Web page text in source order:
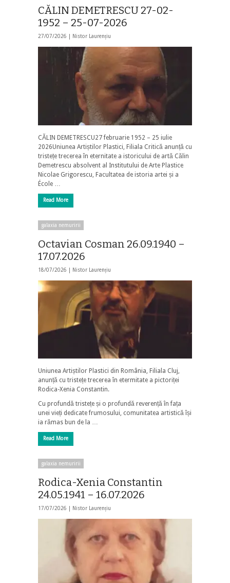
CĂLIN DEMETRESCU 27-02-
1952 – 25-07-2026
27/07/2026 | Nistor Laurențiu
CĂLIN DEMETRESCU27 februarie 1952 – 25 iulie
2026Uniunea Artiștilor Plastici, Filiala Critică anunță cu
tristețe trecerea în eternitate a istoricului de artă Călin
Demetrescu absolvent al Institutului de Arte Plastice
Nicolae Grigorescu, Facultatea de istoria artei și a
École …
Read More
galaxia nemuririi
Octavian Cosman 26.09.1940 –
17.07.2026
18/07/2026 | Nistor Laurențiu
Uniunea Artiștilor Plastici din România, Filiala Cluj,
anunță cu tristețe trecerea în etermitate a pictoriței
Rodica-Xenia Constantin.
Cu profundă tristețe și o profundă reverență în fața
unei vieți dedicate frumosului, comunitatea artistică își
ia rămas bun de la …
Read More
galaxia nemuririi
Rodica-Xenia Constantin
24.05.1941 – 16.07.2026
17/07/2026 | Nistor Laurențiu